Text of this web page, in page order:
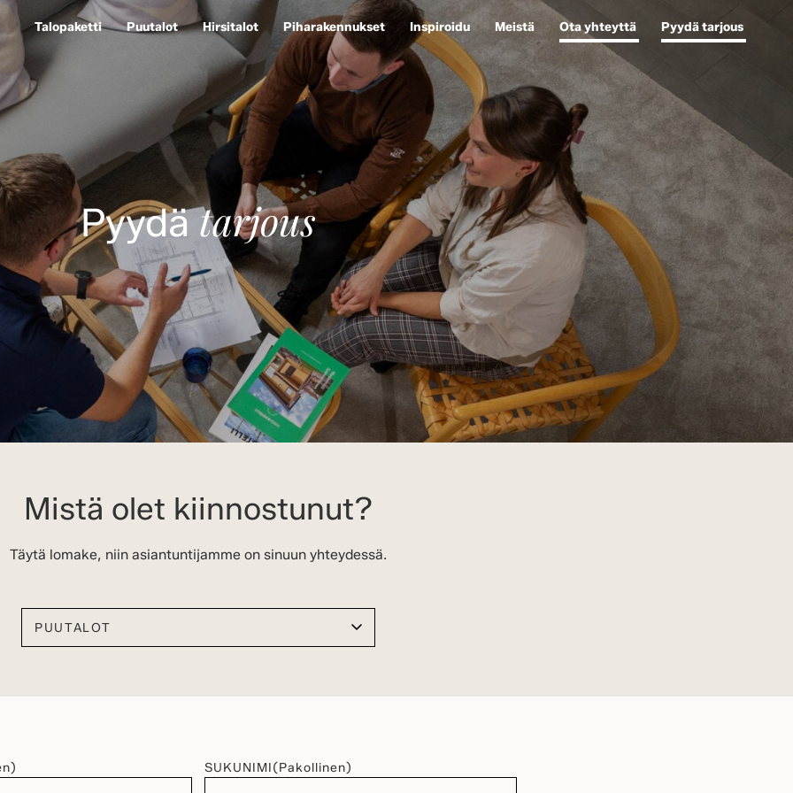
Talopaketti Puutalot Hirsitalot Piharakennukset Inspiroidu Meistä Ota yhteyttä Pyydä tarjous
Pyydätarjous
Mistä olet kiinnostunut?
Täytä lomake, niin asiantuntijamme on sinuun yhteydessä.
SUKUNIMI(Pakollinen)